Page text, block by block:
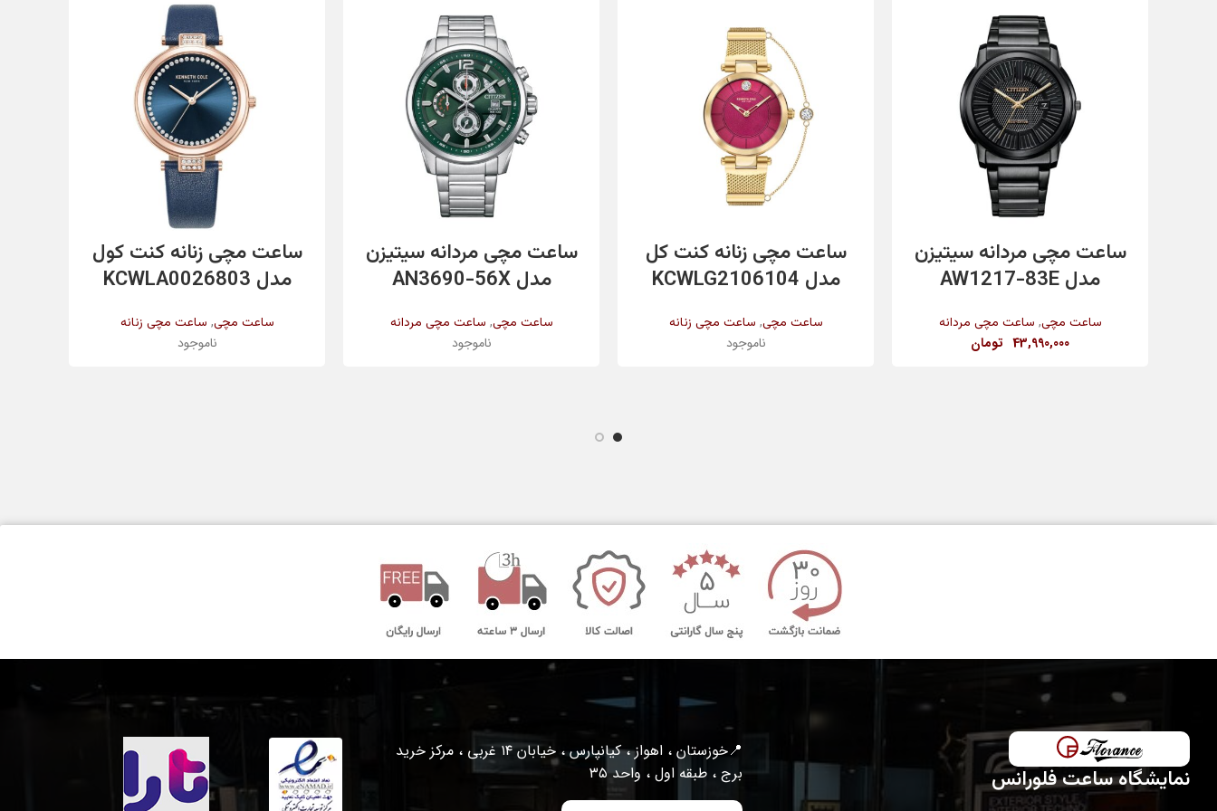
کریستال معدنی
قطر قاب ۳۰ میلیمتر
افزودن به سبد خرید
ساعت مچی مردانه سیتیزن
مدل AW1217-83E
ساعت مچی, ساعت مچی مردانه
43,990,000 تومان
اطلاعات بیشتر
ساعت مچی زنانه کنت کل
مدل KCWLG2106104
ساعت مچی, ساعت مچی زنانه
ناموجود
اطلاعات بیشتر
ساعت مچی مردانه سیتیزن
مدل AN3690-56X
ساعت مچی, ساعت مچی مردانه
ناموجود
اطلاعات بیشتر
ساعت مچی زنانه کنت کول
مدل KCWLA0026803
ساعت مچی, ساعت مچی زنانه
ناموجود
نمایشگاه ساعت فلورانس
📍خوزستان ، اهواز ، کیانپارس ، خیابان ۱۴ غربی ، مرکز خرید
برج ، طبقه اول ، واحد ۳۵